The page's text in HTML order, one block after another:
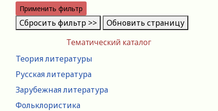
Тематический каталог
Теория литературы
Русская литература
Зарубежная литература
Фольклористика
Применить фильтр
Сбросить фильтр >> Обновить страницу